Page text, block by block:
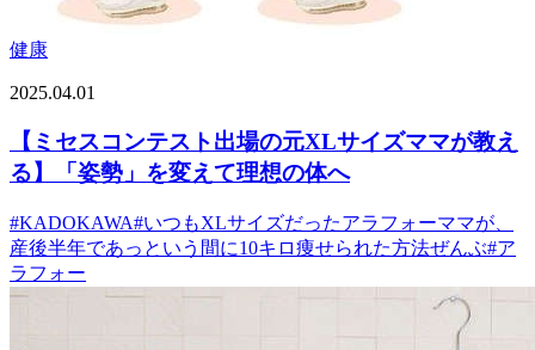
健康
2025.04.01
【ミセスコンテスト出場の元XLサイズママが教え
る】「姿勢」を変えて理想の体へ
#KADOKAWA#いつもXLサイズだったアラフォーママが、
産後半年であっという間に10キロ痩せられた方法ぜんぶ#ア
ラフォー